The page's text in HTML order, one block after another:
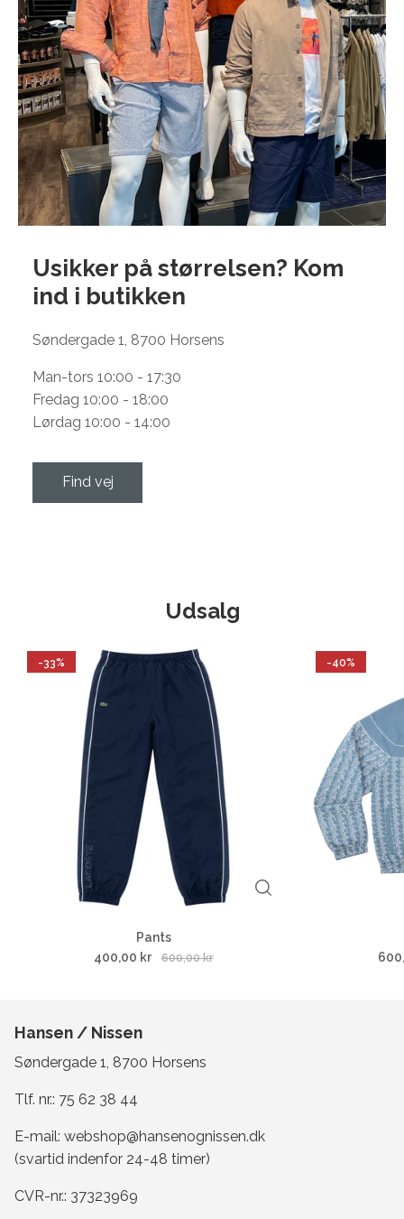
Usikker på størrelsen? Kom
ind i butikken
Søndergade 1, 8700 Horsens
Man-tors 10:00 - 17:30
Fredag 10:00 - 18:00
Lørdag 10:00 - 14:00
Find vej
Udsalg
-33%
Pants
400,00 kr
600,00 kr
-40%
Hansen / Nissen
Søndergade 1, 8700 Horsens
Tlf. nr.: 75 62 38 44
E-mail: webshop@hansenognissen.dk
(svartid indenfor 24-48 timer)
CVR-nr.: 37323969